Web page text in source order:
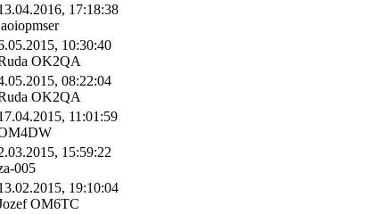
17:18:38
10:30:40
OK2QA
08:22:04
OK2QA
11:01:59
15:59:22
005
19:10:04
OM6TC